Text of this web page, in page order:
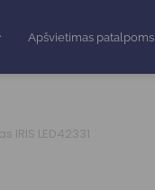
Apšvietimas patalpoms
IRIS LED42331